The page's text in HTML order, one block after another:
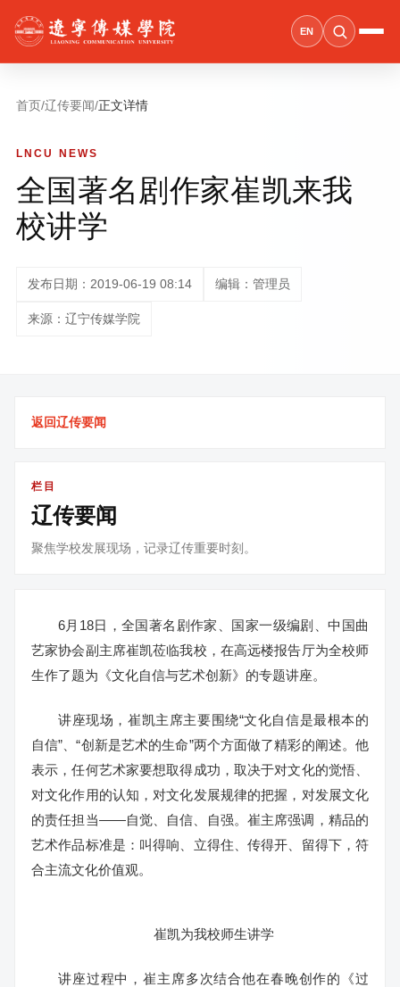
EN
首页/辽传要闻/正文详情
LNCU NEWS
全国著名剧作家崔凯来我
校讲学
发布日期：2019-06-19 08:14 编辑：管理员
来源：辽宁传媒学院
返回辽传要闻
栏目
辽传要闻
聚焦学校发展现场，记录辽传重要时刻。
6月18日，全国著名剧作家、国家一级编剧、中国曲
艺家协会副主席崔凯莅临我校，在高远楼报告厅为全校师
生作了题为《文化自信与艺术创新》的专题讲座。
讲座现场，崔凯主席主要围绕“文化自信是最根本的
自信”、“创新是艺术的生命”两个方面做了精彩的阐述。他
表示，任何艺术家要想取得成功，取决于对文化的觉悟、
对文化作用的认知，对文化发展规律的把握，对发展文化
的责任担当——自觉、自信、自强。崔主席强调，精品的
艺术作品标准是：叫得响、立得住、传得开、留得下，符
合主流文化价值观。
崔凯为我校师生讲学
讲座过程中，崔主席多次结合他在春晚创作的《过